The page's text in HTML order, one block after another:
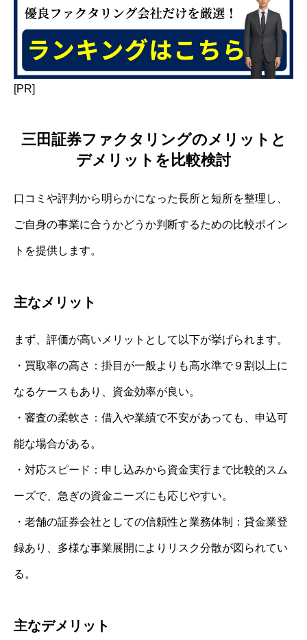
[PR]
三田証券ファクタリングのメリットと
デメリットを比較検討
口コミや評判から明らかになった長所と短所を整理し、
ご自身の事業に合うかどうか判断するための比較ポイン
トを提供します。
主なメリット
まず、評価が高いメリットとして以下が挙げられます。
・買取率の高さ：掛目が一般よりも高水準で９割以上に
なるケースもあり、資金効率が良い。
・審査の柔軟さ：借入や業績で不安があっても、申込可
能な場合がある。
・対応スピード：申し込みから資金実行まで比較的スム
ーズで、急ぎの資金ニーズにも応じやすい。
・老舗の証券会社としての信頼性と業務体制：貸金業登
録あり、多様な事業展開によりリスク分散が図られてい
る。
主なデメリット